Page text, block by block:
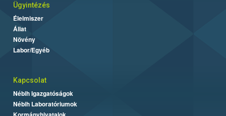
Ügyintézés
Élelmiszer
Állat
Növény
Labor/Egyéb
Kapcsolat
Nébih Igazgatóságok
Nébih Laboratóriumok